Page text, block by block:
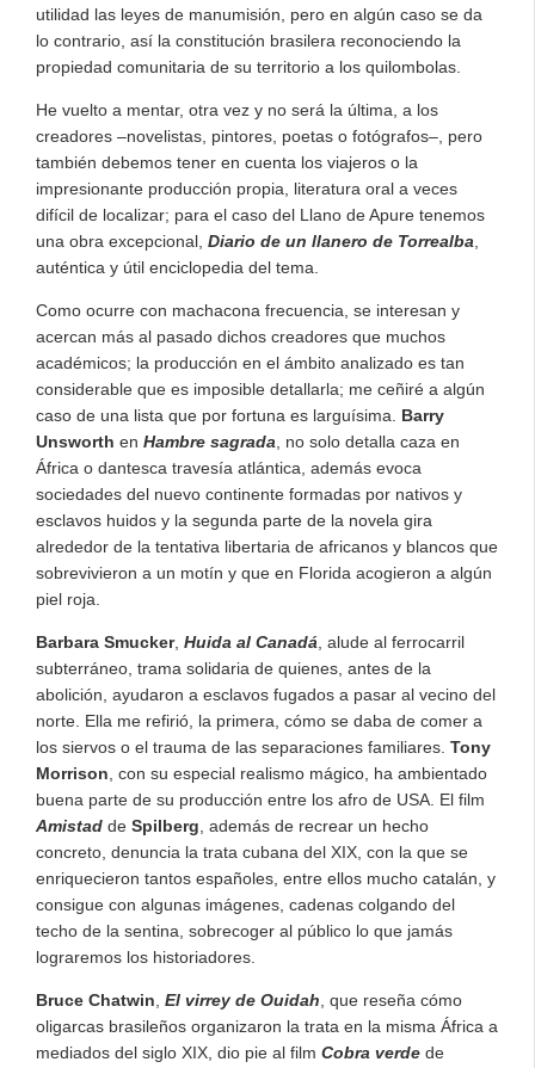
utilidad las leyes de manumisión, pero en algún caso se da
lo contrario, así la constitución brasilera reconociendo la
propiedad comunitaria de su territorio a los quilombolas.
He vuelto a mentar, otra vez y no será la última, a los
creadores –novelistas, pintores, poetas o fotógrafos–, pero
también debemos tener en cuenta los viajeros o la
impresionante producción propia, literatura oral a veces
difícil de localizar; para el caso del Llano de Apure tenemos
una obra excepcional, Diario de un llanero de Torrealba
auténtica y útil enciclopedia del tema.
Como ocurre con machacona frecuencia, se interesan y
acercan más al pasado dichos creadores que muchos
académicos; la producción en el ámbito analizado es tan
considerable que es imposible detallarla; me ceñiré a algún
caso de una lista que por fortuna es larguísima. Barry
Unsworth en Hambre sagrada , no solo detalla caza en
África o dantesca travesía atlántica, además evoca
sociedades del nuevo continente formadas por nativos y
esclavos huidos y la segunda parte de la novela gira
alrededor de la tentativa libertaria de africanos y blancos que
sobrevivieron a un motín y que en Florida acogieron a algún
piel roja.
Barbara Smucker, Huida al Canadá , alude al ferrocarril
subterráneo, trama solidaria de quienes, antes de la
abolición, ayudaron a esclavos fugados a pasar al vecino del
norte. Ella me refirió, la primera, cómo se daba de comer a
los siervos o el trauma de las separaciones familiares. Tony
Morrison , con su especial realismo mágico, ha ambientado
buena parte de su producción entre los afro de USA. El film
Amistad de Spilberg , además de recrear un hecho
concreto, denuncia la trata cubana del XIX, con la que se
enriquecieron tantos españoles, entre ellos mucho catalán, y
consigue con algunas imágenes, cadenas colgando del
techo de la sentina, sobrecoger al público lo que jamás
lograremos los historiadores.
Bruce Chatwin El virrey de Ouidah , que reseña cómo
oligarcas brasileños organizaron la trata en la misma África a
mediados del siglo XIX, dio pie al film Cobra verde de